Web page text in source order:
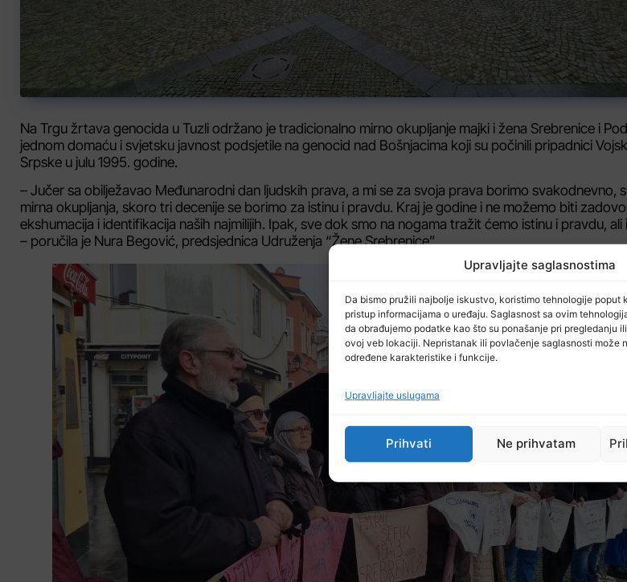
Upravljajte saglasnostima
Da bismo pružili najbolje iskustvo, koristimo tehnologije poput
pristup informacijama o uređaju. Saglasnost sa ovim
da obrađujemo podatke kao što su ponašanje pri pregledanju
ovoj veb lokaciji. Nepristanak ili povlačenje saglasnosti može
određene karakteristike i funkcije.
Upravljajte uslugama
Prihvati Ne prihvatam
Na Trgu žrtava genocida u Tuzli održano je tradicionalno mirno okupljanje majki i žena Srebrenice i
jednom domaću i svjetsku javnost podsjetile na genocid nad Bošnjacima koji su počinili pripadnici
Srpske u julu 1995. godine.
– Jučer sa obilježavao Međunarodni dan ljudskih prava, a mi se za svoja prava borimo svakodnevno,
mirna okupljanja, skoro tri decenije se borimo za istinu i pravdu. Kraj je godine i ne možemo biti
ekshumacija i identifikacija naših najmilijih. Ipak, sve dok smo na nogama tražit ćemo istinu i pravdu,
– poručila je Nura Begović, predsjednica Udruženja “Žene Srebrenice”.